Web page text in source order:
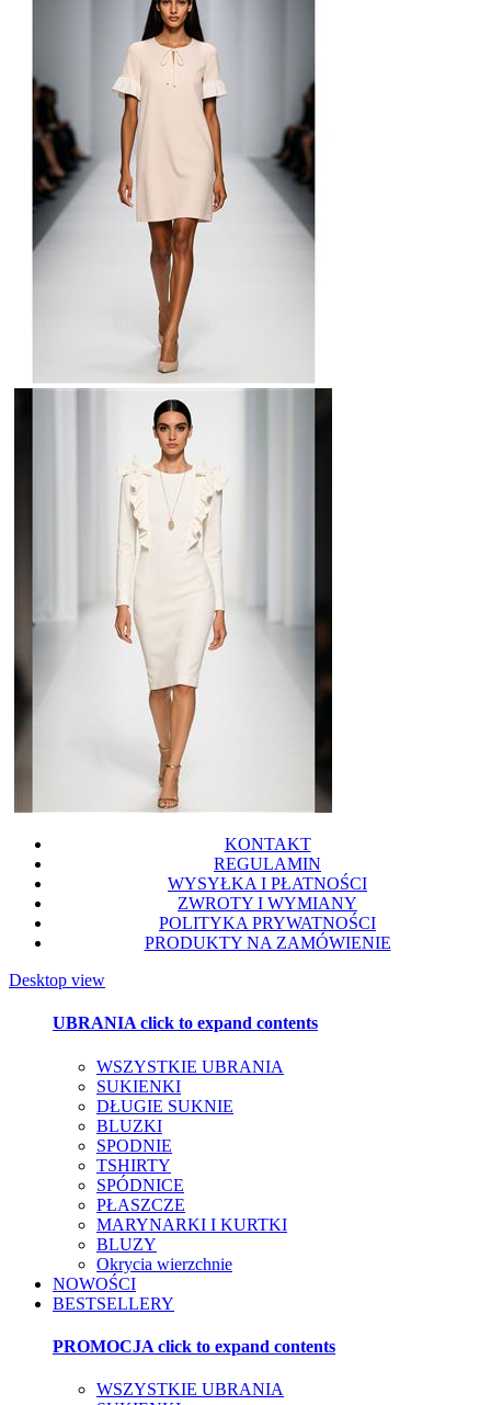
KONTAKT
REGULAMIN
WYSYŁKA I PŁATNOŚCI
ZWROTY I WYMIANY
POLITYKA PRYWATNOŚCI
PRODUKTY NA ZAMÓWIENIE
Desktop view
UBRANIAclick to expand contents
WSZYSTKIE UBRANIA
SUKIENKI
DŁUGIE SUKNIE
BLUZKI
SPODNIE
TSHIRTY
SPÓDNICE
PŁASZCZE
MARYNARKI I KURTKI
BLUZY
Okrycia wierzchnie
NOWOŚCI
BESTSELLERY
PROMOCJA click to expand contents
WSZYSTKIE UBRANIA